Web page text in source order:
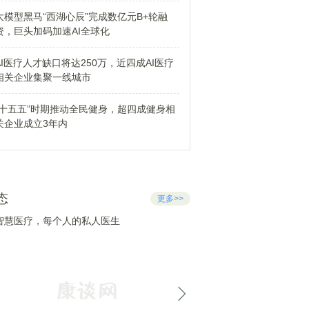
模型黑马“西湖心辰”完成数亿元B+轮融
，巨头加码加速AI全球化
医疗人才缺口将达250万，近四成AI医疗
关企业集聚一线城市
五五”时期推动全民健身，超四成健身相
企业成立3年内
更多>>